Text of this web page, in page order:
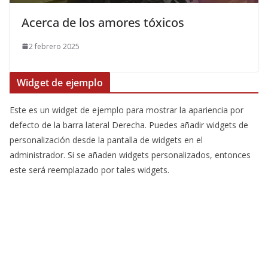
​Acerca de los amores tóxicos
2 febrero 2025
Widget de ejemplo
Este es un widget de ejemplo para mostrar la apariencia por
defecto de la barra lateral Derecha. Puedes añadir widgets de
personalización desde la pantalla de widgets en el
administrador. Si se añaden widgets personalizados, entonces
este será reemplazado por tales widgets.